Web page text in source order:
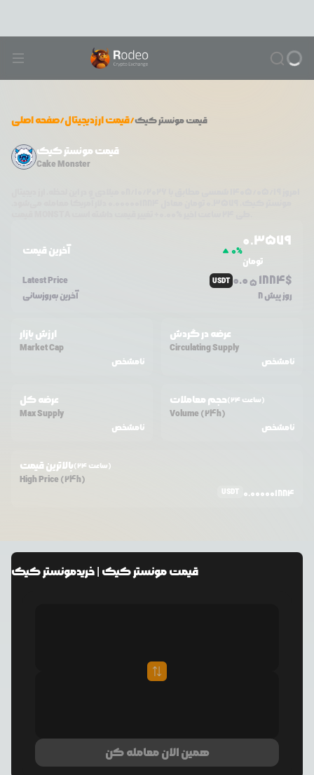
صفحه اصلی/قیمت ارزدیجیتال/ قیمتمونستر کیک
قیمت مونستر کیک
Cake Monster
آخرین قیمت 0%
0.3579
تومان
Latest Price
USDT 0.0 5 1884$
آخرین به‌روزسانی 8 روز پیش
ارزش بازار
Market Cap
نامشخص
عرضه در گردش
Circulating Supply
نامشخص
عرضه کل
Max Supply
نامشخص
حجم معاملات (24 ساعت)
Volume (24h)
نامشخص
بالاترین قیمت (24 ساعت)
High Price (24h)
USDT 0.000001884
قیمتمونستر کیک | خریدمونستر کیک
همین الان معامله کن